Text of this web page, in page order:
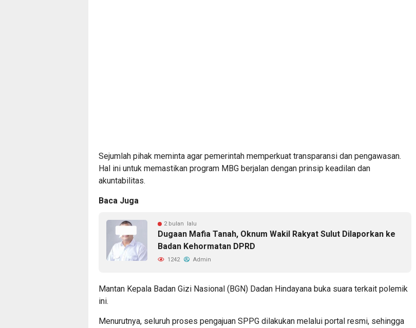
Sejumlah pihak meminta agar pemerintah memperkuat transparansi dan pengawasan.
Hal ini untuk memastikan program MBG berjalan dengan prinsip keadilan dan
akuntabilitas.
Baca Juga
2 bulan lalu
Dugaan Mafia Tanah, Oknum Wakil Rakyat Sulut Dilaporkan ke
Badan Kehormatan DPRD
1242 Admin
Mantan Kepala Badan Gizi Nasional (BGN) Dadan Hindayana buka suara terkait polemik
ini.
Menurutnya, seluruh proses pengajuan SPPG dilakukan melalui portal resmi, sehingga